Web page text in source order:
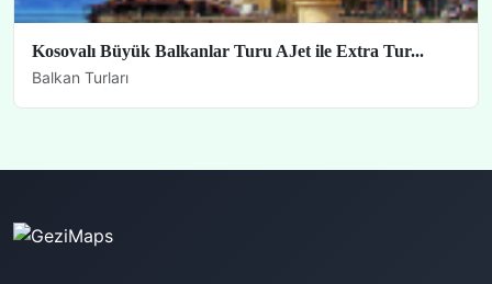
Kosovalı Büyük Balkanlar Turu AJet ile Extra Tur...
Balkan Turları